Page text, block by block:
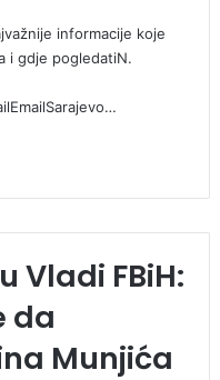
informacije koje
i gdje pogledatiN.
Vladi FBiH:
da
Munjića